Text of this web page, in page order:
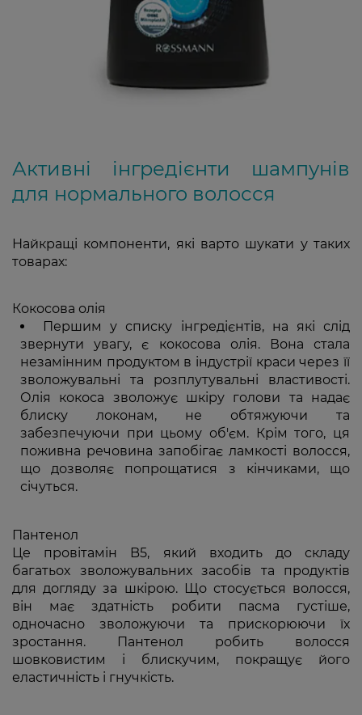
Активні інгредієнти шампунів
для нормального волосся
Найкращі компоненти, які варто шукати у таких
товарах:
Кокосова олія
Першим у списку інгредієнтів, на які слід
звернути увагу, є кокосова олія. Вона стала
незамінним продуктом в індустрії краси через її
зволожувальні та розплутувальні властивості.
Олія кокоса зволожує шкіру голови та надає
блиску локонам, не обтяжуючи та
забезпечуючи при цьому об'єм. Крім того, ця
поживна речовина запобігає ламкості волосся,
що дозволяє попрощатися з кінчиками, що
січуться.
Пантенол
Це провітамін B5, який входить до складу
багатьох зволожувальних засобів та продуктів
для догляду за шкірою. Що стосується волосся,
він має здатність робити пасма густіше,
одночасно зволожуючи та прискорюючи їх
зростання. Пантенол робить волосся
шовковистим і блискучим, покращує його
еластичність і гнучкість.